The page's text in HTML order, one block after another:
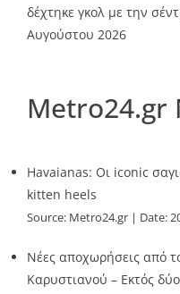
δέχτηκε γκολ με την
Αυγούστου 2026
Metro24.gr
Havaianas: Οι iconic
kitten heels
Source: Metro24.gr Date:
Νέες αποχωρήσεις από
Καρυστιανού – Εκτός